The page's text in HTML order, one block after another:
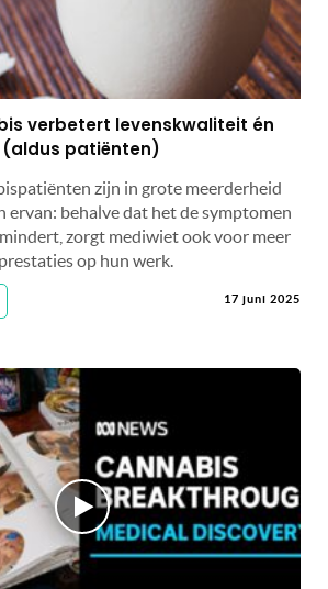
verbetert levenskwaliteit én
patiënten)
zijn in grote meerderheid
ervan: behalve dat het de symptomen
zorgt mediwiet ook voor meer
op hun werk.
17 juni 2025